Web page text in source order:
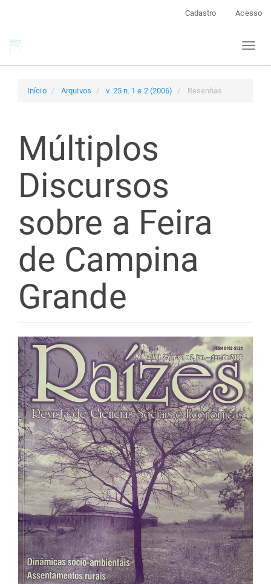
Cadastro Acesso
Toggle
Início Arquivos v. 25 n. 1 e 2 (2006) Resenhas
Múltiplos
Discursos
sobre a Feira
de Campina
Grande
Barra
lateral
de
artigos